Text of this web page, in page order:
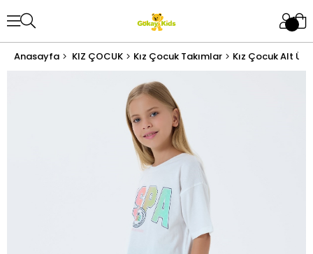
Anasayfa KIZ ÇOCUK Kız Çocuk Takımlar Kız Çocuk Alt